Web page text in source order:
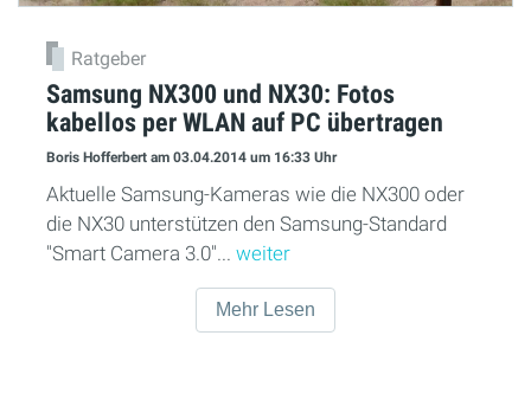
Ratgeber
Samsung NX300 und NX30: Fotos
kabellos per WLAN auf PC übertragen
Boris Hofferbert am 03.04.2014 um 16:33 Uhr
Aktuelle Samsung-Kameras wie die NX300 oder
die NX30 unterstützen den Samsung-Standard
"Smart Camera 3.0"... weiter
Mehr Lesen